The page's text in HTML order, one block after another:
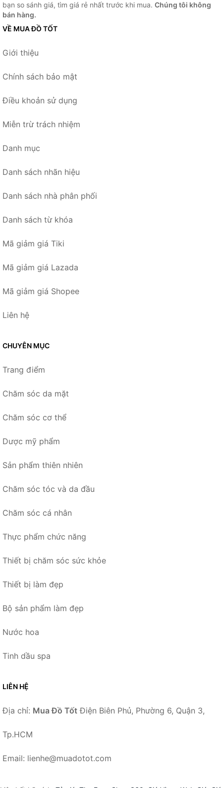
bạn so sánh giá, tìm giá rẻ nhất trước khi mua. Chúng tôi không
bán hàng.
VỀ MUA ĐỒ TỐT
Giới thiệu
Chính sách bảo mật
Điều khoản sử dụng
Miễn trừ trách nhiệm
Danh mục
Danh sách nhãn hiệu
Danh sách nhà phân phối
Danh sách từ khóa
Mã giảm giá Tiki
Mã giảm giá Lazada
Mã giảm giá Shopee
Liên hệ
CHUYÊN MỤC
Trang điểm
Chăm sóc da mặt
Chăm sóc cơ thể
Dược mỹ phẩm
Sản phẩm thiên nhiên
Chăm sóc tóc và da đầu
Chăm sóc cá nhân
Thực phẩm chức năng
Thiết bị chăm sóc sức khỏe
Thiết bị làm đẹp
Bộ sản phẩm làm đẹp
Nước hoa
Tinh dầu spa
LIÊN HỆ
Địa chỉ: Mua Đồ Tốt Điện Biên Phủ, Phường 6, Quận 3,
Tp.HCM
Email: lienhe@muadotot.com